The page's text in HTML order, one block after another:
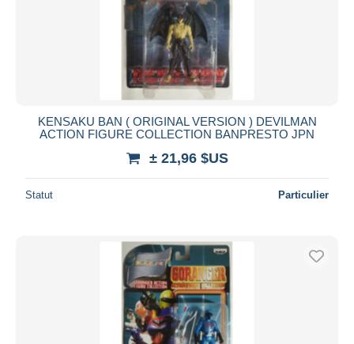
KENSAKU BAN ( ORIGINAL VERSION ) DEVILMAN
ACTION FIGURE COLLECTION BANPRESTO JPN
± 21,96 $US
Statut Particulier